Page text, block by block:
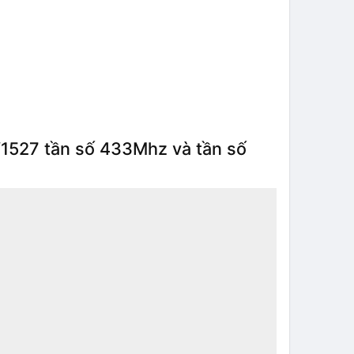
tần số 433Mhz và tần số